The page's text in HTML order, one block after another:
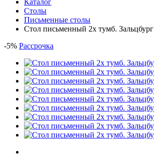
Каталог
Столы
Письменные столы
Стол письменный 2х тумб. Зальцбург
-5% Рассрочка